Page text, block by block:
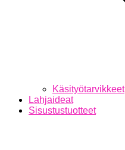
Käsityötarvikkeet
Lahjaideat
Sisustustuotteet